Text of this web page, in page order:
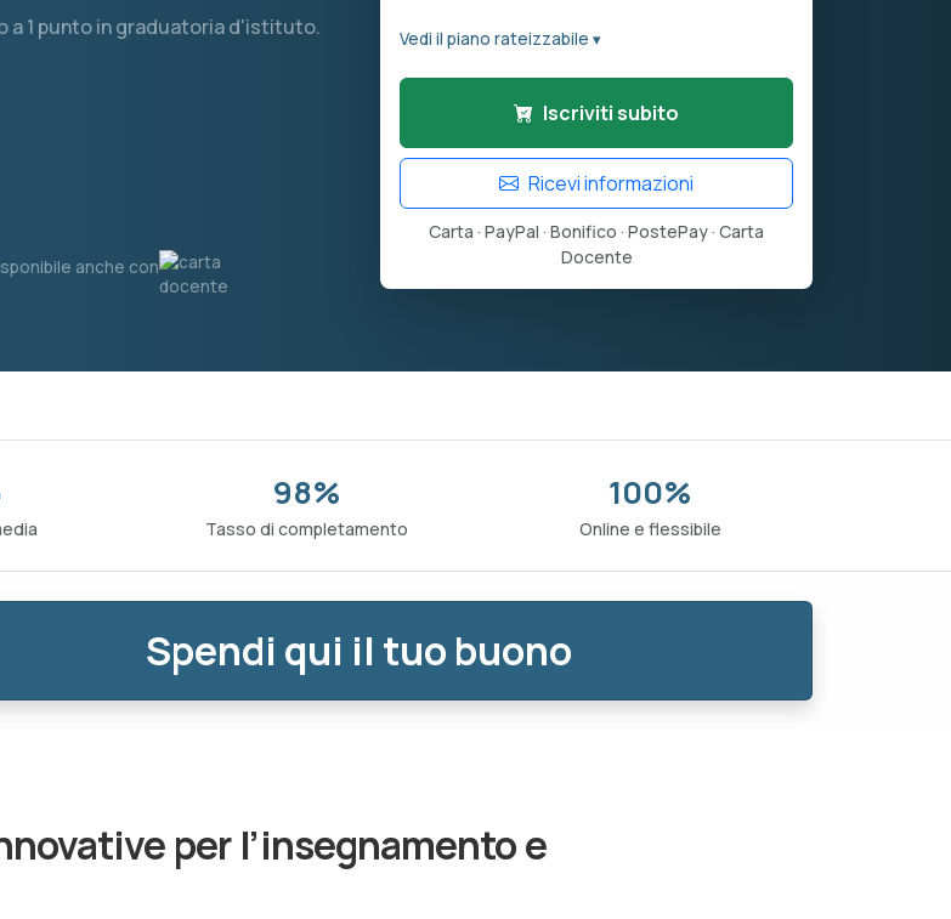
a 1 punto in graduatoria d'istituto.
anche con
Vedi il piano rateizzabile ▾
Iscriviti subito
Ricevi informazioni
Carta · PayPal · Bonifico · PostePay · Carta
Docente
98%
Tasso di completamento
100%
Online e flessibile
Spendi qui il tuo buono
per l’insegnamento e